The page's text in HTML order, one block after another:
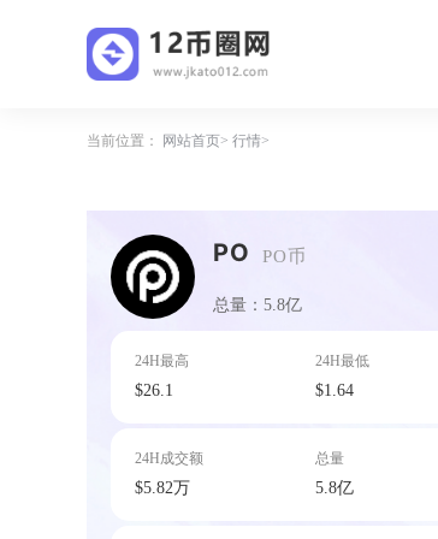
当前位置： 网站首页 行情
PO PO币
总量：5.8亿
24H最高
$26.1
24H最低
$1.64
24H成交额
$5.82万
总量
5.8亿